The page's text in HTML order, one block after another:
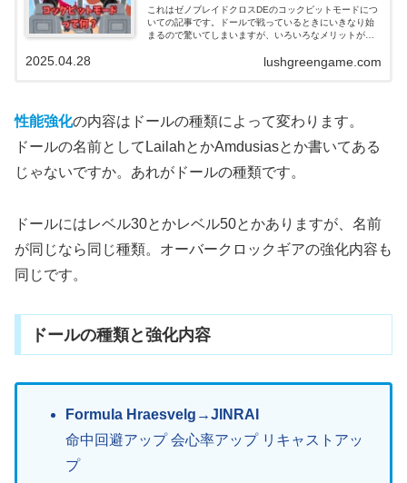
これはゼノブレイドクロスDEのコックピットモードにつ
いての記事です。ドールで戦っているときにいきなり始
まるので驚いてしまいますが、いろいろなメリットがあ
lushgreengame.com
2025.04.28
性能強化の内容はドールの種類によって変わります。
ドールの名前としてLailahとかAmdusiasとか書いてある
じゃないですか。あれがドールの種類です。
ドールにはレベル30とかレベル50とかありますが、名前
が同じなら同じ種類。オーバークロックギアの強化内容も
同じです。
ドールの種類と強化内容
Formula Hraesvelg→JINRAI
命中回避アップ 会心率アップ リキャストアッ
プ